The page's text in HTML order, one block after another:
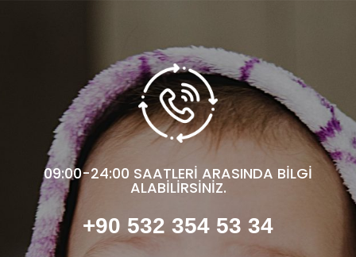
09:00-24:00 SAATLERİ ARASINDA BİLGİ
ALABİLİRSİNİZ.
+90 532 354 53 34